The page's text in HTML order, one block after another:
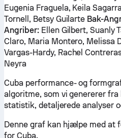
Eugenia Fraguela, Keila
Tornell, Betsy Guilarte Bak-
Angriber:Ellen Gilbert, Suanly
Claro, Maria Montero, Melissa
Vargas-Hardy, Rachel
Neyra
Cuba performance- og
algoritme, som vi genererer
statistik, detaljerede analyser
Denne graf kan hjælpe med at
for Cuba.